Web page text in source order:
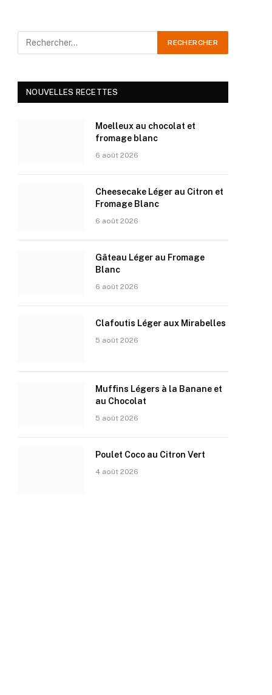
NOUVELLES RECETTES
Moelleux au chocolat et
fromage blanc
6 août 2026
Cheesecake Léger au Citron et
Fromage Blanc
6 août 2026
Gâteau Léger au Fromage
Blanc
6 août 2026
Clafoutis Léger aux Mirabelles
5 août 2026
Muffins Légers à la Banane et
au Chocolat
5 août 2026
Poulet Coco au Citron Vert
4 août 2026